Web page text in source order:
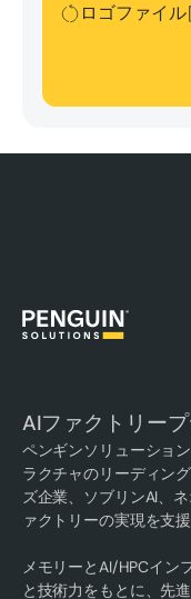
ロゴファイル
AIファクトリー
ペンギンソリューショ
ラクチャのリーディン
ズ企業、ソブリンAI、
ァクトリーの実現を支援
メモリーとAI/HPCイン
と技術力をもとに、先